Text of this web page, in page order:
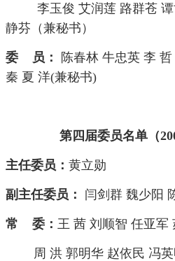
李玉俊 艾润莲 路群苍 谭
静芬（兼秘书）
委 员：
陈春林 牛忠英 李
秦 夏 洋(兼秘书)
第四届委员名单（
主任委员： 黄立勋
副主任委员： 闫剑群 魏少阳
常 委： 王 茜 刘顺智 任亚军
周 洪 郭明华 赵依民 冯英